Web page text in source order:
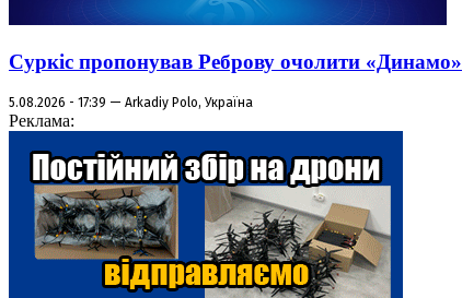
Суркіс пропонував Реброву очолити «Динамо»
5.08.2026 - 17:39 — Arkadiy Polo, Україна
Реклама: